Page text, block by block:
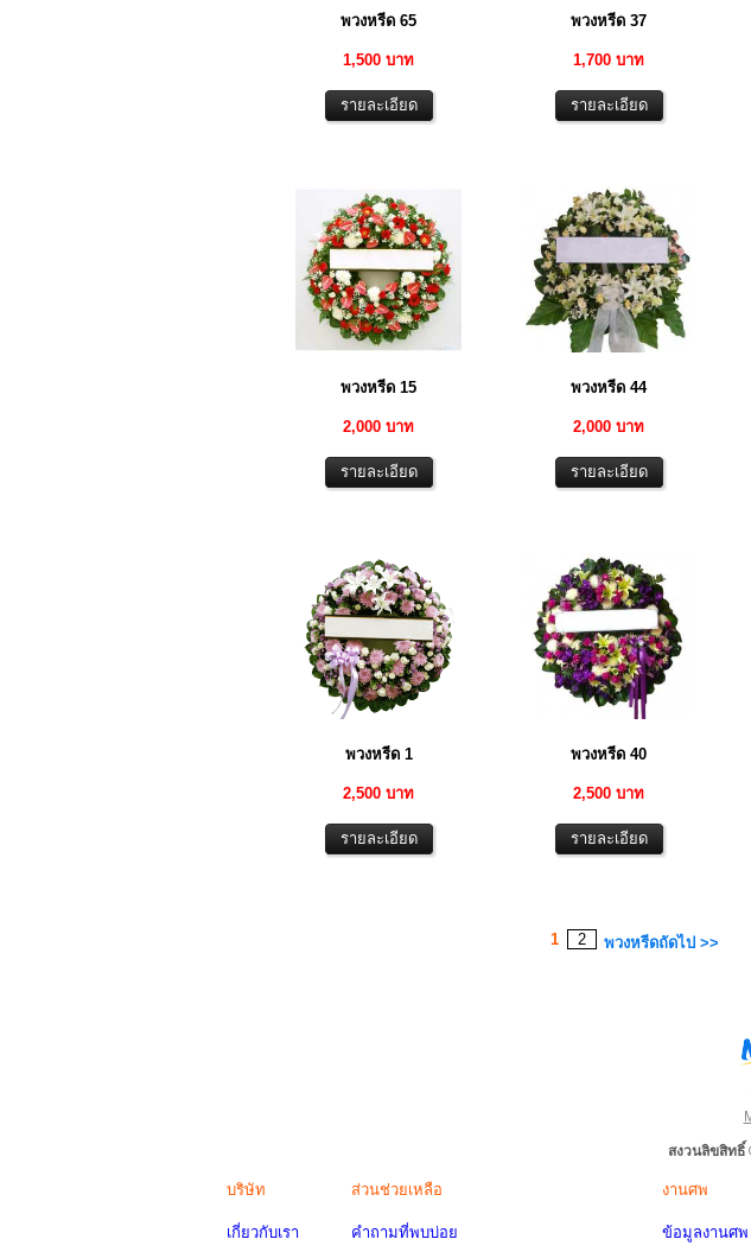
พวงหรีด 65
1,500 บาท
พวงหรีด 37
1,700 บาท
พวงหรีด 15
2,000 บาท
พวงหรีด 44
2,000 บาท
พวงหรีด 1
2,500 บาท
พวงหรีด 40
2,500 บาท
1 2 พวงหรีดถัดไป >>
สงวนลิขสิทธิ์
บริษัท
เกี่ยวกับเรา
ส่วนช่วยเหลือ
คำถามที่พบบ่อย
งานศพ
ข้อมูลงานศพ